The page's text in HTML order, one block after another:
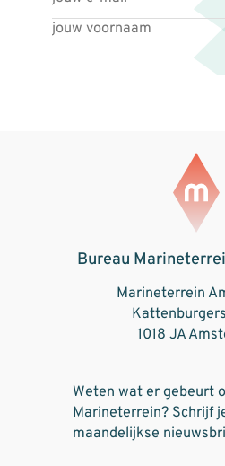
Bureau
Marineterrein
1018 JA
Weten wat er gebeurt
Marineterrein? Schrijf
maandelijkse